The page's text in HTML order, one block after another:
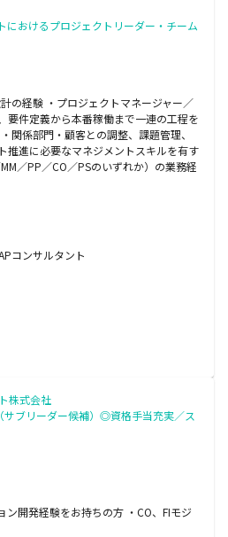
におけるプロジェクトリーダー・チーム
の経験 ・プロジェクトマネージャー／
要件定義から本番稼働まで一連の工程を
関係部門・顧客との調整、課題管理、
推進に必要なマネジメントスキルを有す
／PP／CO／PSのいずれか）の業務経
コンサルタント
株式会社
サブリーダー候補）◎資格手当充実／ス
ン開発経験をお持ちの方 ・CO、FIモジ